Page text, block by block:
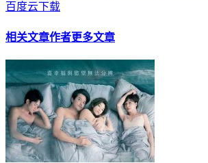
百度云下载
相关文章作者更多文章